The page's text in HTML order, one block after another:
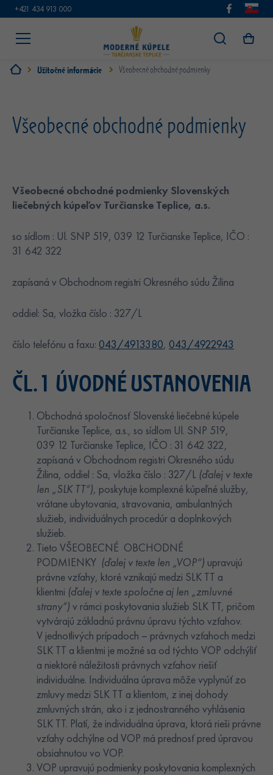
+421 434 913 000
Užitočné informácie Všeobecné obchodné podmienky
Všeobecné obchodné podmienky
Všeobecné obchodné podmienky Slovenských
liečebných kúpeľov Turčianske Teplice, a.s.
so sídlom : Ul. SNP 519, 039 12 Turčianske Teplice, IČO :
31 642 322
zapísaná v Obchodnom registri Okresného súdu Žilina
oddiel: Sa, vložka číslo : 327/L
číslo telefónu a faxu: 043/4913380, 043/4922943
ČL. 1 ÚVODNÉ USTANOVENIA
Obchodná spoločnosť Slovenské liečebné kúpele
Turčianske Teplice, a.s., so sídlom Ul. SNP 519,
039 12 Turčianske Teplice, IČO : 31 642 322,
zapísaná v Obchodnom registri Okresného súdu
Žilina, oddiel : Sa, vložka číslo : 327/L (ďalej v texte
len „SLK TT“), poskytuje komplexné kúpeľné služby,
vrátane ubytovania, stravovania, ambulantných
služieb, individuálnych procedúr a doplnkových
služieb.
Tieto VŠEOBECNÉ OBCHODNÉ
PODMIENKY (ďalej v texte len „VOP“) upravujú
právne vzťahy, ktoré vznikajú medzi SLK TT a
klientmi (ďalej v texte spoločne aj len „zmluvné
strany“) v rámci poskytovania služieb SLK TT, pričom
vytvárajú základnú právnu úpravu týchto vzťahov.
V jednotlivých prípadoch – právnych vzťahoch medzi
SLK TT a klientmi je možné sa od týchto VOP odchýliť
a niektoré náležitosti právnych vzťahov riešiť
individuálne. Individuálna úprava môže vyplynúť zo
zmluvy medzi SLK TT a klientom, z inej dohody
zmluvných strán, ako i z jednostranného vyhlásenia
SLK TT. Platí, že individuálna úprava, ktorá rieši právne
vzťahy odchýlne od VOP má prednosť pred úpravou
obsiahnutou vo VOP.
VOP upravujú podmienky poskytovania komplexných